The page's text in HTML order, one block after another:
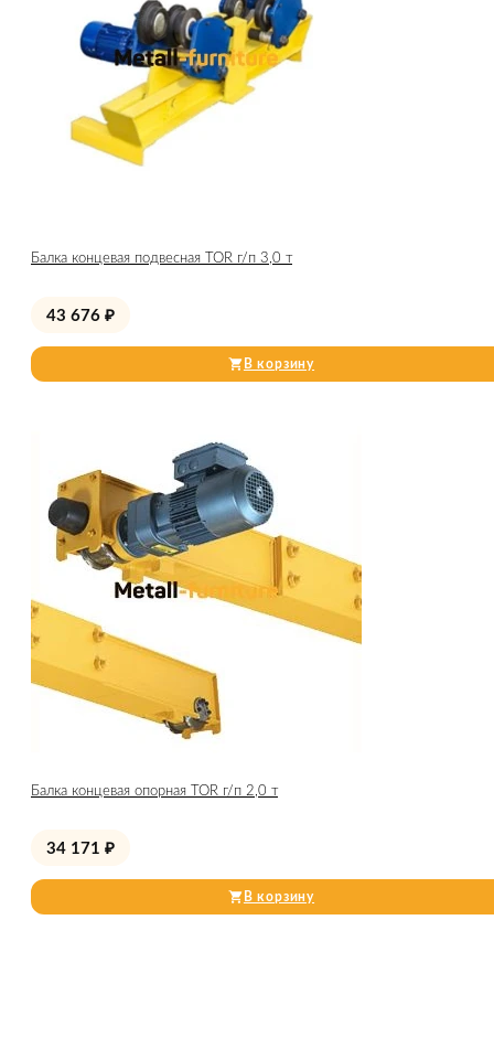
Балка концевая подвесная TOR г/п 3,0 т
43 676 ₽
В корзину
Балка концевая опорная TOR г/п 2,0 т
34 171 ₽
В корзину